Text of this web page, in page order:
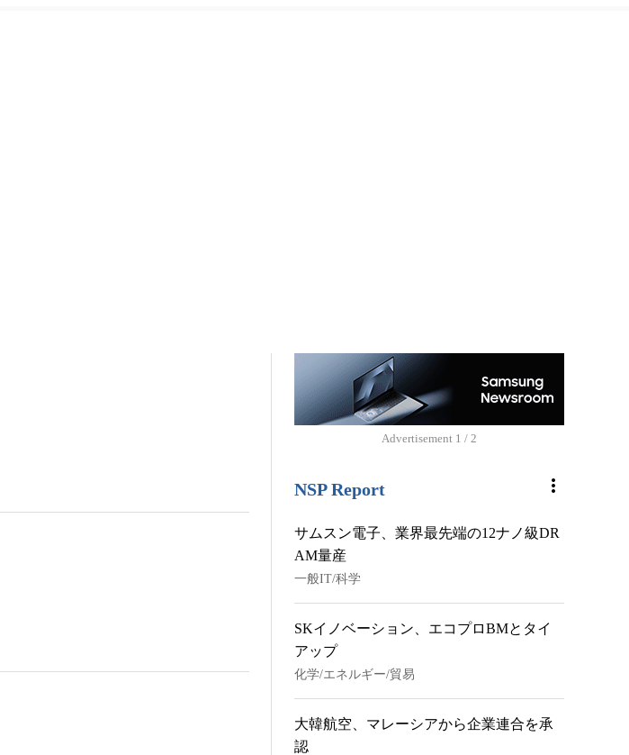
Advertisement 2 / 2
NSP Report more_vert
サムスン電子、業界最先端の12ナノ級DR
AM量産
一般IT/科学
SKイノベーション、エコプロBMとタイ
アップ
化学/エネルギー/貿易
大韓航空、マレーシアから企業連合を承
認